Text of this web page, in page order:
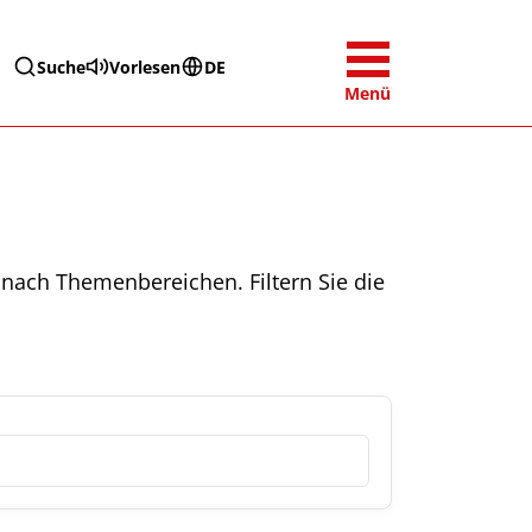
Suche Vorlesen
DE
Menü
Themenbereichen. Filtern Sie die